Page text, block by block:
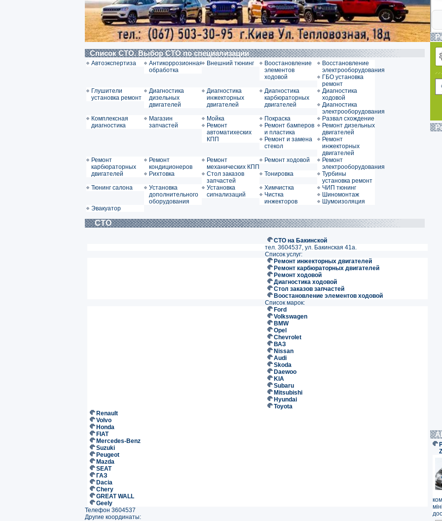
Список СТО. Выбор СТО по специализации
Автоэкспертиза
Антикоррозионная
обработка
Внешний тюнинг
Воостановление
элементов
ходовой
Восстановление
электрооборудования
ГБО установка
ремонт
Глушители
установка ремонт
Диагностика
дизельных
двигателей
Диагностика
инжекторных
двигателей
Диагностика
карбюраторных
двигателей
Диагностика
ходовой
Диагностика
электрооборудования
Комплексная
диагностика
Магазин
запчастей
Мойка Покраска
Развал схождение
Ремонт
автоматихеских
КПП
Ремонт бамперов
и пластика
Ремонт дизельных
двигателей
Ремонт и замена
стекол
Ремонт
инжекторных
двигателей
Ремонт
карбюраторных
двигателей
Ремонт
кондиционеров
Ремонт
механических КПП
Ремонт ходовой
Ремонт
электрооборудования
Рихтовка
Стол заказов
запчастей
Тонировка
Турбины
установка ремонт
Тюнинг салона
Установка
дополнительного
оборудования
Установка
сигнализаций
Химчистка
ЧИП тюнинг
Чистка
инжекторов
Шиномонтаж
Шумоизоляция
Эвакуатор
СТО
СТО на Бакинской
тел. 3604537, ул. Бакинская 41а.
Список услуг:
Ремонт инжекторных двигателей
Ремонт карбюраторных двигателей
Ремонт ходовой
Диагностика ходовой
Стол заказов запчастей
Воостановление элементов ходовой
Список марок:
Ford
Volkswagen
BMW
Opel
Chevrolet
ВАЗ
Nissan
Audi
Skoda
Daewoo
KIA
Subaru
Mitsubishi
Hyundai
Toyota
Renault
Volvo
Honda
FIAT
Mercedes-Benz
Suzuki
Peugeot
Mazda
SEAT
ГАЗ
Dacia
Chery
GREAT WALL
Geely
Телефон 3604537
Другие координаты: